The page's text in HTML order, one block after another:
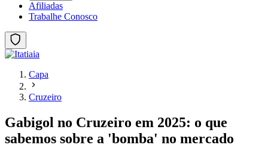
Afiliadas
Trabalhe Conosco
Capa
Cruzeiro
Gabigol no Cruzeiro em 2025: o que
sabemos sobre a 'bomba' no mercado